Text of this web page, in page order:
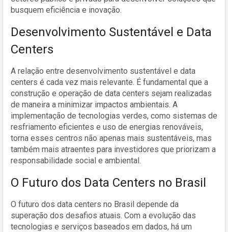
busquem eficiência e inovação.
Desenvolvimento Sustentável e Data
Centers
A relação entre desenvolvimento sustentável e data
centers é cada vez mais relevante. É fundamental que a
construção e operação de data centers sejam realizadas
de maneira a minimizar impactos ambientais. A
implementação de tecnologias verdes, como sistemas de
resfriamento eficientes e uso de energias renováveis,
torna esses centros não apenas mais sustentáveis, mas
também mais atraentes para investidores que priorizam a
responsabilidade social e ambiental.
O Futuro dos Data Centers no Brasil
O futuro dos data centers no Brasil depende da
superação dos desafios atuais. Com a evolução das
tecnologias e serviços baseados em dados, há um